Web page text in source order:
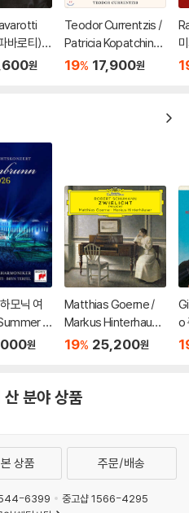
바로티) -
라 리마
원
Teodor Currentzis /
Patricia Kopatchinsk
aja 차이코프스키: 바이
19% 17,900원
모닉 여
Ni
2026)
원
Matthias Goerne /
Markus Hinterhause
r 슈만: 황혼 (가곡집)
19% 25,200원
o
분야 상품
상품 주문/배송
6399
중고샵 1566-4295